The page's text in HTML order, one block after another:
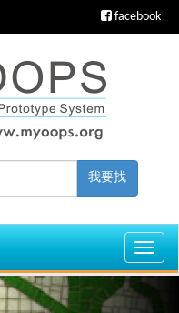
facebook
我要找